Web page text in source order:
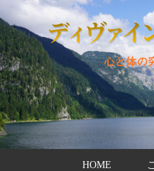
HOME